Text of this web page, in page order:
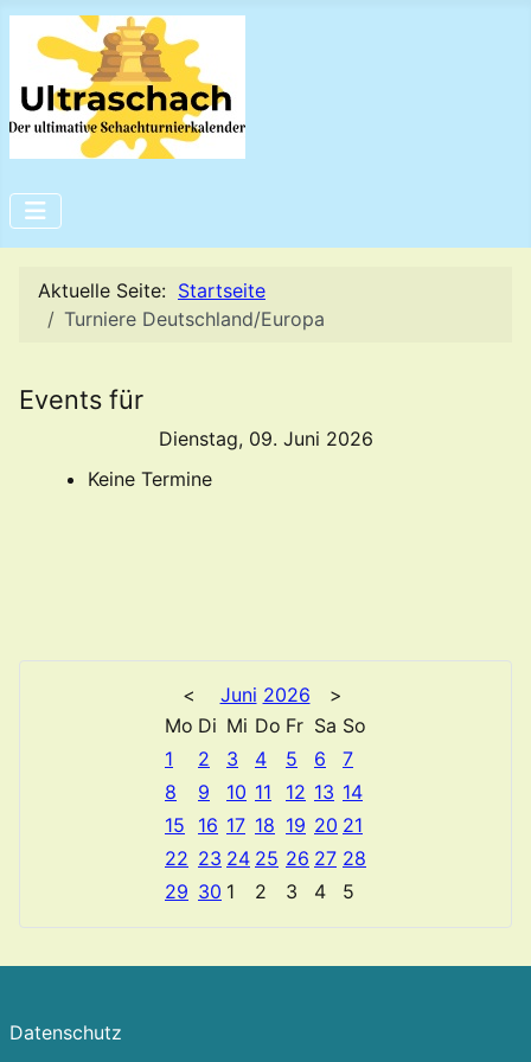
Aktuelle Seite: Startseite
Turniere Deutschland/Europa
Events für
Dienstag, 09. Juni 2026
Keine Termine
< Juni 2026
>
Mo Di Mi Do Fr Sa So
1
2 3 4 5 6
7
8
9 10 11 12 13 14
15
16 17 18 19 20 21
22 23 24 25 26 27 28
29 30 1 2 3 4 5
Datenschutz